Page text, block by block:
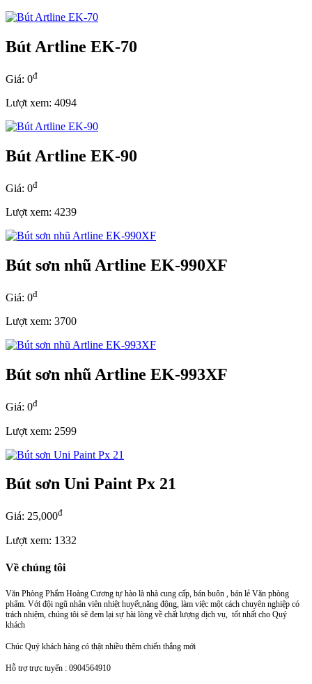
Bút Artline EK-70
Giá: 0đ
Lượt xem: 4094
Bút Artline EK-90
Giá: 0đ
Lượt xem: 4239
Bút sơn nhũ Artline EK-990XF
Giá: 0đ
Lượt xem: 3700
Bút sơn nhũ Artline EK-993XF
Giá: 0đ
Lượt xem: 2599
Bút sơn Uni Paint Px 21
Giá: 25,000đ
Lượt xem: 1332
Về chúng tôi
Văn Phòng Phẩm Hoàng Cương tự hào là nhà cung cấp, bán buôn , bán lẻ Văn phòng
phẩm. Với đội ngũ nhân viên nhiệt huyết,năng động, làm việc một cách chuyên nghiệp có
trách nhiệm, chúng tôi sẽ đem lại sự hài lòng về chất lượng dịch vụ, tốt nhất cho Quý
khách
Chúc Quý khách hàng có thật nhiều thêm chiến thắng mới
Hỗ trợ trực tuyến : 0904564910